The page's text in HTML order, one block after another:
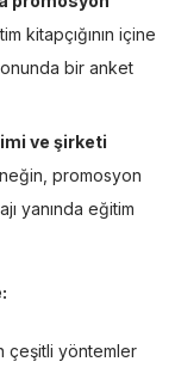
kitapçığının içine
bir anket
ve şirketi
promosyon
yanında eğitim
çeşitli yöntemler